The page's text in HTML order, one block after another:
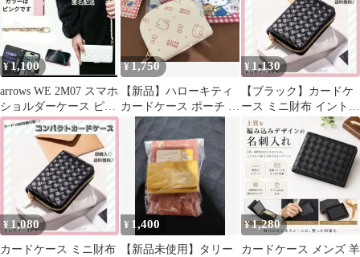
¥1,100
arrows WE 2M07 スマホ
ショルダーケース ピン
ク送料込み匿名配送
¥1,750
【新品】ハローキティ
カードケース ポーチ 2
点セット kitty 零銭入
¥ 1,130
【ブラック】カードケ
ース ミニ財布 イントレ
チャート調 新品未使用
ジャバラ
¥ 1,080
カードケース ミニ財布
¥ 1,400
【新品未使用】タリー
¥1,280
カードケース メンズ 羊